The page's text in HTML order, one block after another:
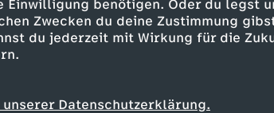
Einwilligung benötigen. Oder du legst
Zwecken du deine Zustimmung
du jederzeit mit Wirkung für die
Datenschutzerklärung.